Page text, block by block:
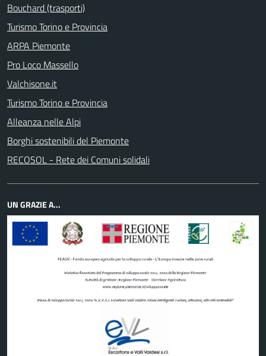
Bouchard (trasporti)
Turismo Torino e Provincia
ARPA Piemonte
Pro Loco Massello
Valchisone.it
Turismo Torino e Provincia
Alleanza nelle Alpi
Borghi sostenibili del Piemonte
RECOSOL - Rete dei Comuni solidali
UN GRAZIE A...